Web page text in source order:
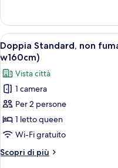
w160cm)
Standard,
non
fumatori
(Wide
w160cm)
Apri
tutte
le
foto
per
Doppia
Standard,
non
fumatori
(with
5
Doppia Standard, non
w160cm)
Vista città
1 camera
Per 2 persone
1 letto queen
Wi-Fi gratuito
Scopri di più
Altri